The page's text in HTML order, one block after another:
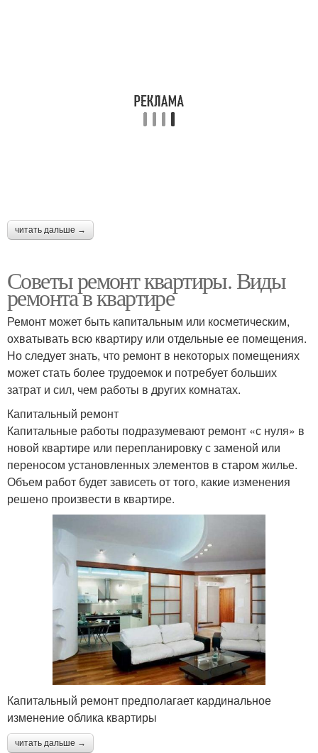
читать дальше →
Советы ремонт квартиры. Виды
ремонта в квартире
Ремонт может быть капитальным или косметическим,
охватывать всю квартиру или отдельные ее помещения.
Но следует знать, что ремонт в некоторых помещениях
может стать более трудоемок и потребует больших
затрат и сил, чем работы в других комнатах.
Капитальный ремонт
Капитальные работы подразумевают ремонт «с нуля» в
новой квартире или перепланировку с заменой или
переносом установленных элементов в старом жилье.
Объем работ будет зависеть от того, какие изменения
решено произвести в квартире.
Капитальный ремонт предполагает кардинальное
изменение облика квартиры
читать дальше →